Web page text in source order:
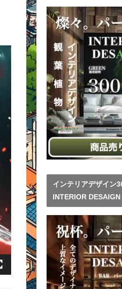
インテリアデザイン
INTERIOR DESAIGN